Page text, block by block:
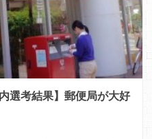
選考結果】郵便局が大好